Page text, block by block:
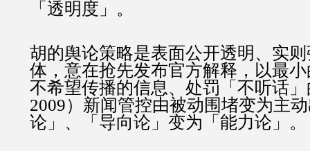
「透明度」。
胡的舆论策略是表面公开透明、实
体，意在抢先发布官方解释，以最
不希望传播的信息、处罚「不听话
2009）新闻管控由被动围堵变为主
论」、「导向论」变为「能力论」。